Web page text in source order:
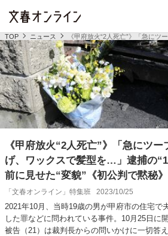
TOP ニュース 《甲府放火“2人死亡”》「急に
《甲府放火“2人死亡”》「急にツ
げ、ワックスで髪型を…」逮捕の
前に見せた“変貌”《初公判で黙秘》
「文春オンライン」特集班 2023/10/25
2021年10月、当時19歳の男が甲府市の住宅で
した罪などに問われている事件。10月25日に
被告（21）は裁判長からの問いかけに一切答